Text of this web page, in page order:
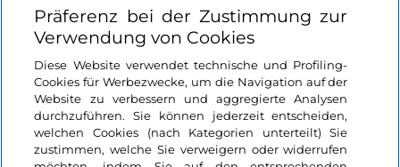
Nützliche Links
Login
Bleiben wir in Kontakt
Präferenz bei der Zustimmung zur
Verwendung von Cookies
Diese Website verwendet technische und Profiling-
Cookies für Werbezwecke, um die Navigation auf der
Website zu verbessern und aggregierte Analysen
durchzuführen. Sie können jederzeit entscheiden,
welchen Cookies (nach Kategorien unterteilt) Sie
zustimmen, welche Sie verweigern oder widerrufen